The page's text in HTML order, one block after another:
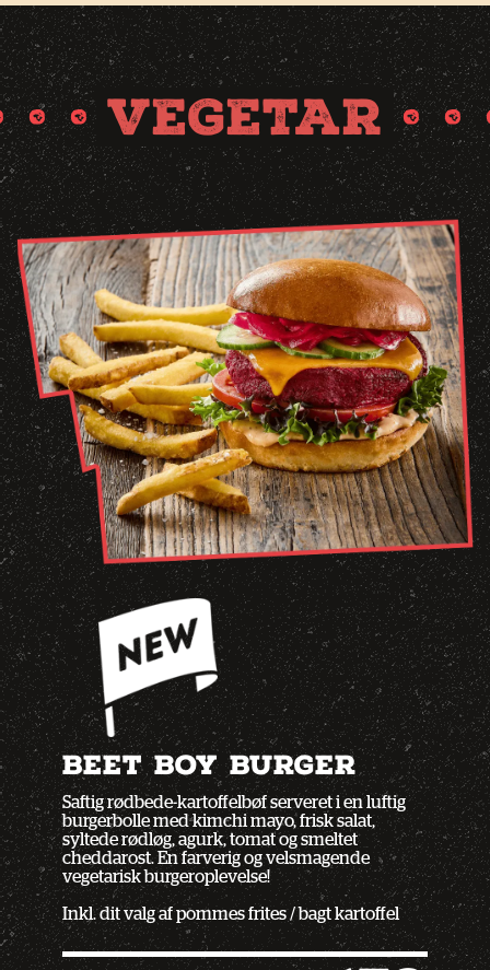
VEGETAR
BEET BOY BURGER
Saftig rødbede-kartoffelbøf serveret i en luftig
burgerbolle med kimchi mayo, frisk salat,
syltede rødløg, agurk, tomat og smeltet
cheddarost. En farverig og velsmagende
vegetarisk burgeroplevelse!
Inkl. dit valg af pommes frites / bagt kartoffel